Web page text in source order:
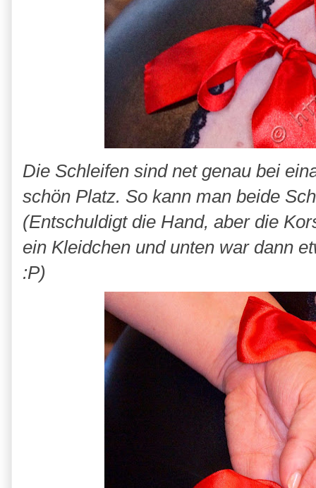
Die Schleifen sind net genau bei
schön Platz. So kann man beide
(Entschuldigt die Hand, aber die
ein Kleidchen und unten war dann
:P)